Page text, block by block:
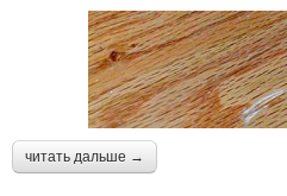
читать дальше →